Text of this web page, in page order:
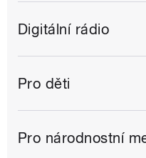
Digitální rádio
Pro děti
Pro národnostní